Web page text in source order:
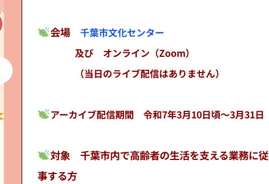
会場千葉市文化センター
及び オンライン（Zoom）
（当日のライブ配信はありません）
アーカイブ配信期間 令和7年3月10日頃～3月31日
対象 千葉市内で高齢者の生活を支える業務に従
事する方